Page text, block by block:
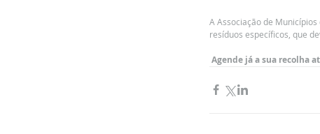
A Associação de
resíduos específicos, que
Agende já a sua recolha